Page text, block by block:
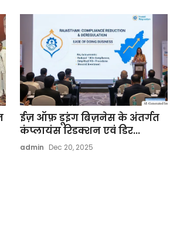
ईज़ ऑफ़ डूइंग बिज़नेस के अंतर्गत
कंप्लायंस रिडक्शन एवं डिर...
admin Dec 20, 2025